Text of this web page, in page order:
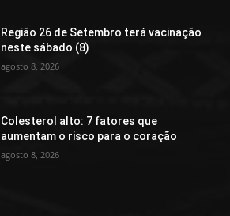
Região 26 de Setembro terá vacinação
neste sábado (8)
agosto 8, 2026
Colesterol alto: 7 fatores que
aumentam o risco para o coração
agosto 8, 2026